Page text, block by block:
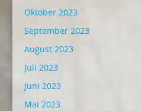
Oktober 2023
September 2023
August 2023
Juli 2023
Juni 2023
Mai 2023